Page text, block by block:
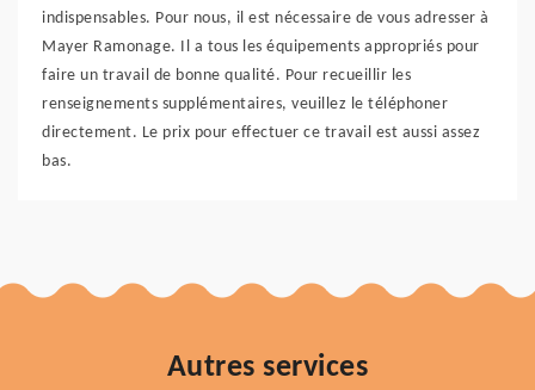
indispensables. Pour nous, il est nécessaire de vous adresser à
Mayer Ramonage. Il a tous les équipements appropriés pour
faire un travail de bonne qualité. Pour recueillir les
renseignements supplémentaires, veuillez le téléphoner
directement. Le prix pour effectuer ce travail est aussi assez
bas.
Autres services